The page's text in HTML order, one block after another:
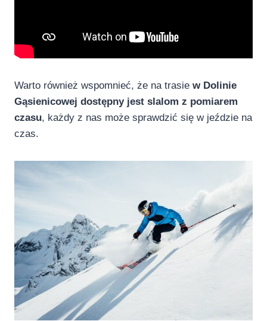
Warto również wspomnieć, że na trasie w Dolinie
Gąsienicowej dostępny jest slalom z pomiarem
czasu, każdy z nas może sprawdzić się w jeździe na
czas.